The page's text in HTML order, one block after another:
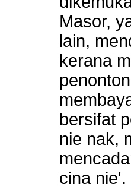
Masor,
lain,
kerana
bersifat
nie nak,
cina nie'.